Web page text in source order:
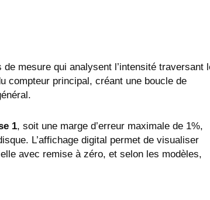
de mesure qui analysent l’intensité traversant
compteur principal, créant une boucle de
1, soit une marge d’erreur maximale de 1%,
L’affichage digital permet de visualiser
avec remise à zéro, et selon les modèles,